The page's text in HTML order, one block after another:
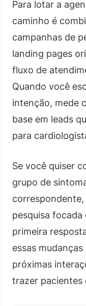
Para lotar a
caminho é
campanhas de
landing pages
fluxo de
Quando você
intenção, mede
base em leads
para
Se você quiser
grupo de
pesquisa
primeira
essas
próximas
trazer pacientes